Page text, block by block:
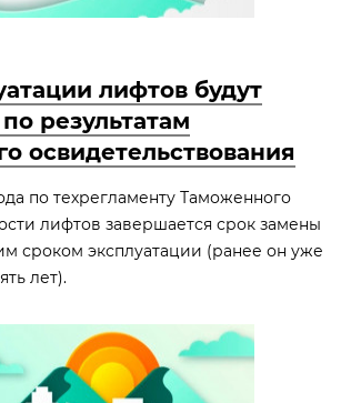
лифтов будут
результатам
освидетельствования
по техрегламенту Таможенного
лифтов завершается срок замены
сроком эксплуатации (ранее он уже
лет).